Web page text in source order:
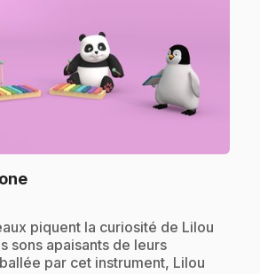
.
piquent la curiosité de Lilou
sons apaisants de leurs
par cet instrument, Lilou